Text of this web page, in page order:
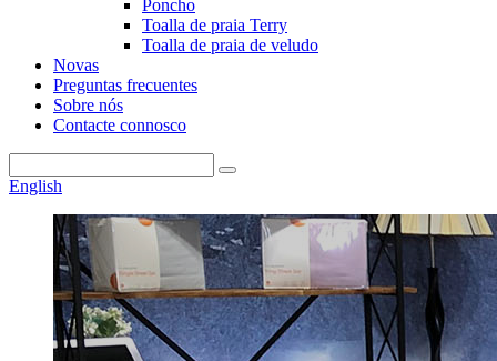
Poncho
Toalla de praia Terry
Toalla de praia de veludo
Novas
Preguntas frecuentes
Sobre nós
Contacte connosco
English